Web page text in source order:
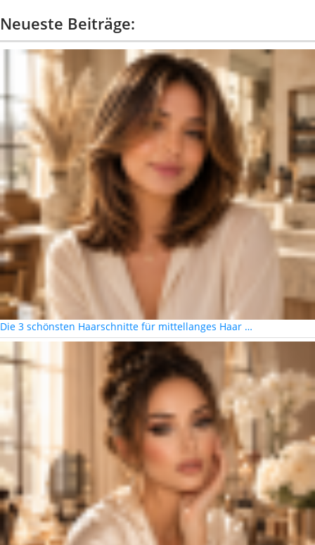
Neueste Beiträge:
Die 3 schönsten Haarschnitte für mittellanges Haar …